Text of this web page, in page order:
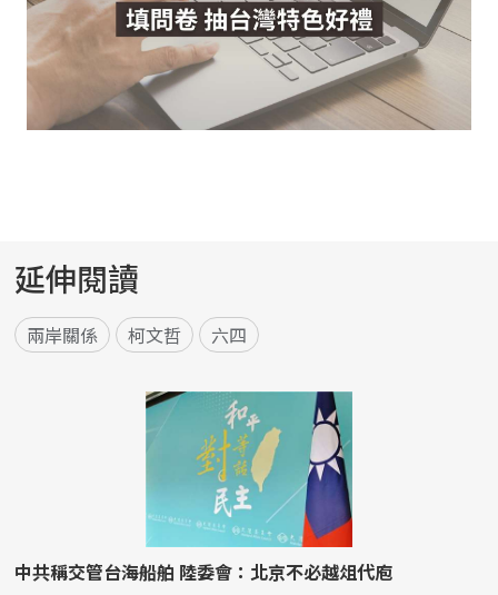
延伸閱讀
兩岸關係 柯文哲 六四
中共稱交管台海船舶 陸委會：北京不必越俎代庖